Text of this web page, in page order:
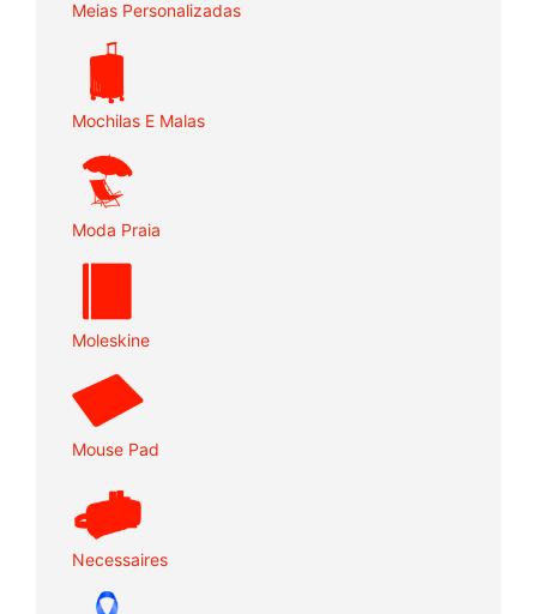
Meias Personalizadas
Mochilas E Malas
Moda Praia
Moleskine
Mouse Pad
Necessaires